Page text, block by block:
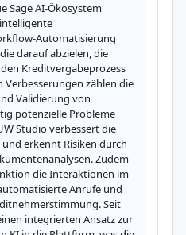
Sage AI-Ökosystem
Automatisierung
darauf abzielen, die
Kreditvergabeprozess
Verbesserungen zählen die
Validierung von
potenzielle Probleme
Studio verbessert die
erkennt Risiken durch
Zudem
die Interaktionen im
Anrufe und
Seit
integrierten Ansatz zur